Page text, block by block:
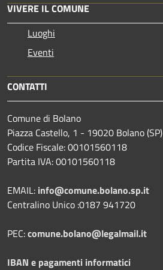
VIVERE IL COMUNE
Luoghi
Eventi
CONTATTI
Comune di Bolano
Piazza Castello, 1 - 19020 Bolano (SP)
Codice Fiscale: 00101560118
Partita IVA: 00101560118
EMAIL: info@comune.bolano.sp.it
Centralino Unico :0187 941720
PEC:comune.bolano@legalmail.it
IBAN e pagamenti informatici